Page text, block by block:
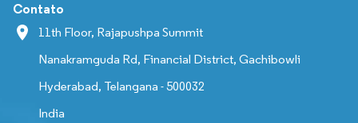
Contato
11th Floor, Rajapushpa Summit
Nanakramguda Rd, Financial District, Gachibowli
Hyderabad, Telangana - 500032
India